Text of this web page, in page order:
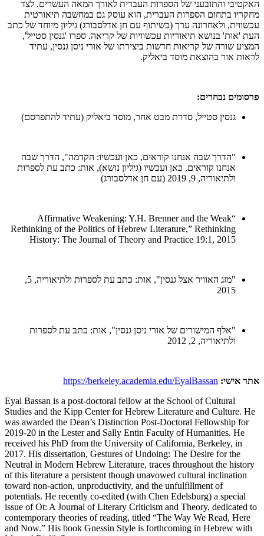
האקטיבי והתובעני של הספרות העברית לאורך המאה העשרים. לצד
מחקריו בתחום הספרות העברית, הוא עוסק גם במחשבה תיאורטית
עכשווית, ולאחרונה ערך (בשיתוף עם חן אדלסבורג) גיליון מיוחד של כתב
העת 'אות' בנושא תיאוריות עכשוויות של קריאה. ספרו 'גנסין סטייל',
המציע שורה של קריאות חדשות ביצירתו של אורי ניסן גנסין, עתיד
לראות אור בהוצאת מוסד ביאליק.
פרסומים נבחרים:
גנסין סטייל, סדרת מבט אחר, מוסד ביאליק (עתיד להתפרסם)
"הדרך שבה אנחנו קוראים, כאן ועכשיו: הקדמה", הדרך שבה
אנחנו קוראים, כאן ועכשיו (גיליון נושא), אות: כתב עת לספרות
ולתיאוריה, 9, 2019 (עם חן אדלסבורג)
“Affirmative Weakening: Y.H. Brenner and the Weak
Rethinking of the Politics of Hebrew Literature,” Rethinking
History: The Journal of Theory and Practice 19:1, 2015
"מזג האוויר אצל גנסין", אות: כתב עת לספרות ולתיאוריה, 5,
2015
"אלף המישורים של אורי ניסן גנסין", אות: כתב עת לספרות
ולתיאוריה, 2, 2012
אתר אישי: https://berkeley.academia.edu/EyalBassan
Eyal Bassan is a post-doctoral fellow at the School of Cultural
Studies and the Kipp Center for Hebrew Literature and Culture. He
was awarded the Dean’s Distinction Post-Doctoral Fellowship for
2019-20 in the Lester and Sally Entin Faculty of Humanities. He
received his PhD from the University of California, Berkeley, in
2017. His dissertation, Gestures of Undoing: The Desire for the
Neutral in Modern Hebrew Literature, traces throughout the history
of this literature a persistent though unavowed cultural inclination
toward non-action, unproductivity, and the unfulfillment of
potentials. He recently co-edited (with Chen Edelsburg) a special
issue of Ot: A Journal of Literary Criticism and Theory, dedicated to
contemporary theories of reading, titled “The Way We Read, Here
and Now.” His book Gnessin Style is forthcoming in Hebrew with